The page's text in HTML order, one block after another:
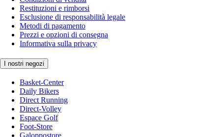
Restituzioni e rimborsi
Esclusione di responsabilità legale
Metodi di pagamento
Prezzi e opzioni di consegna
Informativa sulla privacy
I nostri negozi
Basket-Center
Daily Bikers
Direct Running
Direct-Volley
Espace Golf
Foot-Store
Galoppostore